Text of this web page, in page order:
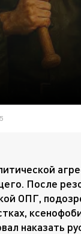
После
ОПГ,
наказать